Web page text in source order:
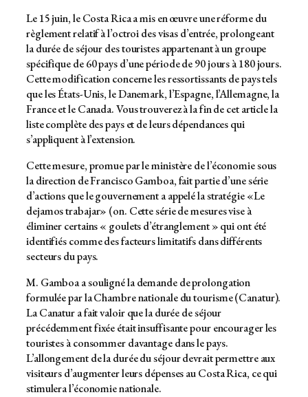
Le 15 juin, le Costa Rica a mis en œuvre une réforme du
règlement relatif à l’octroi des visas d’entrée, prolongeant
la durée de séjour des touristes appartenant à un groupe
spécifique de 60 pays d’une période de 90 jours à 180 jours.
Cette modification concerne les ressortissants de pays tels
que les États-Unis, le Danemark, l’Espagne, l’Allemagne, la
France et le Canada. Vous trouverez à la fin de cet article la
liste complète des pays et de leurs dépendances qui
s’appliquent à l’extension.
Cette mesure, promue par le ministère de l’économie sous
la direction de Francisco Gamboa, fait partie d’une série
d’actions que le gouvernement a appelé la stratégie «Le
dejamos trabajar» (on. Cette série de mesures vise à
éliminer certains « goulets d’étranglement » qui ont été
identifiés comme des facteurs limitatifs dans différents
secteurs du pays.
M. Gamboa a souligné la demande de prolongation
formulée par la Chambre nationale du tourisme (Canatur).
La Canatur a fait valoir que la durée de séjour
précédemment fixée était insuffisante pour encourager les
touristes à consommer davantage dans le pays.
L’allongement de la durée du séjour devrait permettre aux
visiteurs d’augmenter leurs dépenses au Costa Rica, ce qui
stimulera l’économie nationale.